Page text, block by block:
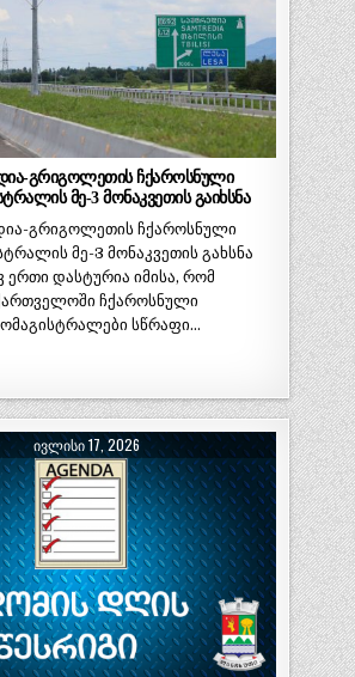
გრიგოლეთის ჩქაროსნული
მე-3 მონაკვეთის გაიხსნა
გრიგოლეთის ჩქაროსნული
მე-3 მონაკვეთის გახსნა
ერთი დასტურია იმისა, რომ
ჩქაროსნული
სწრაფი…
ᲘᲕᲚᲘᲡᲘ 17, 2026